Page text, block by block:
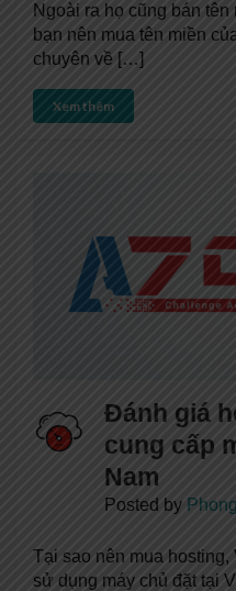
Ngoài ra họ cũng bán
bạn nên mua tên miền
chuyên về […]
Xem thêm
Đánh giá
cung cấp
Nam
Posted by
Tại sao nên mua hosting,
sử dụng máy chủ đặt tại